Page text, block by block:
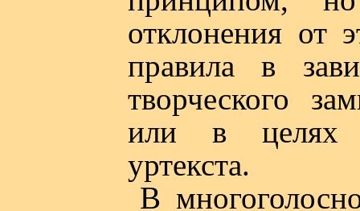
отклонения от
правила в
творческого
или в целях
уртекста.
В